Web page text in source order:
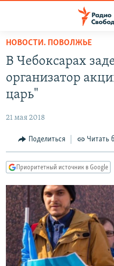
упрощенного
доступа
основному
Вернутся
Вернутся
поиску
ПРОГРАММЫ
АВТОРСКИЕ ПРОЕКТЫ
МНЕНИЯ
КУЛЬТУРА
КАВКАЗ.РЕАЛИИ
СЕВЕР.РЕАЛИИ
СИБИРЬ.РЕАЛИИ
РАСПИСАНИЕ ВЕЩАНИЯ
ПОДПИШИТЕСЬ НА
НОВОСТИ. ПОВОЛЖЬЕ
В Чебоксарах
организатор
царь"
21 мая 2018
Поделиться Читать
Приоритетный источник в Google